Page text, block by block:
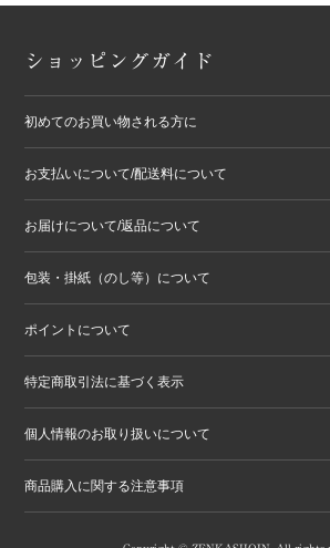
ショッピングガイド
初めてのお買い物される方に
お支払いについて/配送料について
お届けについて/返品について
包装・掛紙（のし等）について
ポイントについて
特定商取引法に基づく表示
個人情報のお取り扱いについて
商品購入に関する注意事項